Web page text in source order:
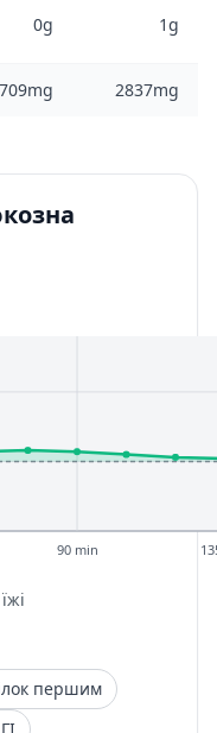
0g 1g
709mg 2837mg
90 min
першим